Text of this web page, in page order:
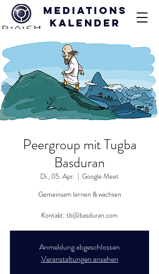
Mediations
kalender
Peergroup mit Tugba
Basduran
Di., 05. Apr.
  |
Google Meet
Gemeinsam lernen & wachsen
Kontakt: tb@basduran.com
Anmeldung abgeschlossen
Veranstaltungen ansehen